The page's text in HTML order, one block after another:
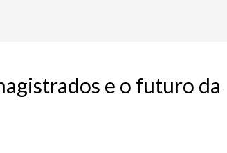
e o futuro da